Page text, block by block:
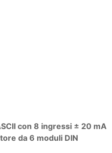
con 8 ingressi ± 20 mA
da 6 moduli DIN